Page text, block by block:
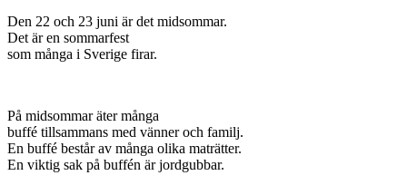
Den 22 och 23 juni är det midsommar.
Det är en sommarfest
som många i Sverige firar.
På midsommar äter många
buffé tillsammans med vänner och familj.
En buffé består av många olika maträtter.
En viktig sak på buffén är jordgubbar.